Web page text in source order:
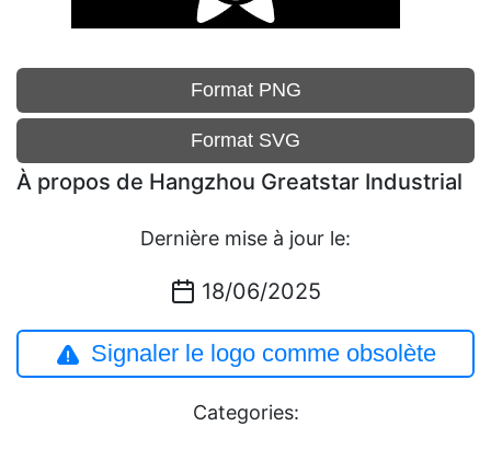
Format PNG
Format SVG
À propos de Hangzhou Greatstar Industrial
Dernière mise à jour le:
18/06/2025
Signaler le logo comme obsolète
Categories: